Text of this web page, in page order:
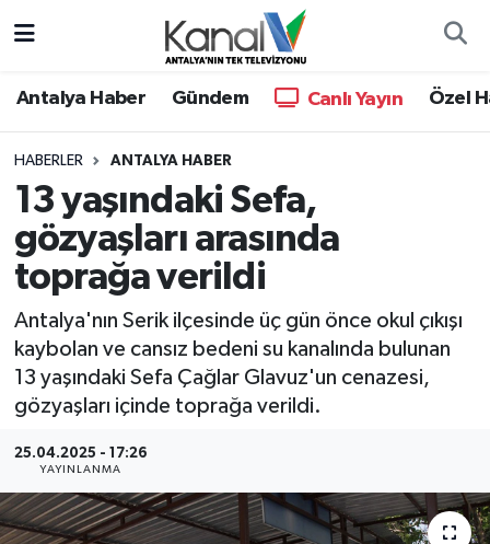
Antalya Haber Gündem Canlı Yayın Özel
HABERLER ANTALYA HABER
13 yaşındaki Sefa,
gözyaşları arasında
toprağa verildi
Antalya'nın Serik ilçesinde üç gün önce okul çıkışı
kaybolan ve cansız bedeni su kanalında bulunan
13 yaşındaki Sefa Çağlar Glavuz'un cenazesi,
gözyaşları içinde toprağa verildi.
25.04.2025 - 17:26
YAYINLANMA
Antalya Haber
Dünya
Eğitim
Gündem
Günün Manşetleri
Haber Kuşakları
Haberler
Hava Durumu
Trafik Durumu
Süper Lig Puan Durumu ve Fikstür
Son Dakika Haberleri
Haber Arşivi